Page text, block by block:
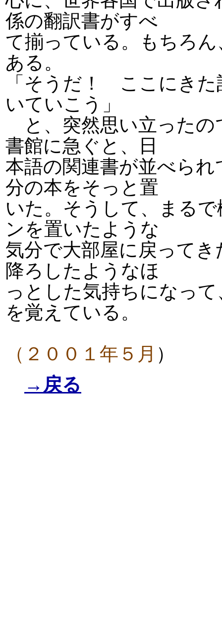
係の翻訳書がすべ
て揃っている。もちろ
ある。
「そうだ！ ここにき
いていこう」
と、突然思い立ったの
書館に急ぐと、日
本語の関連書が並べら
分の本をそっと置
いた。そうして、まる
ンを置いたような
気分で大部屋に戻って
降ろしたようなほ
っとした気持ちになっ
を覚えている。
（２００１年５月 ）
→戻る